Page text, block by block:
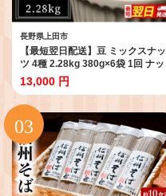
長野県上田市
【最短翌日配送】豆 ミックスナッ
ツ 4種 2.28kg 380g×6袋 1回 ナッ
ツ 無塩 無添加 妊活[№5312-
0855]
13,000 円